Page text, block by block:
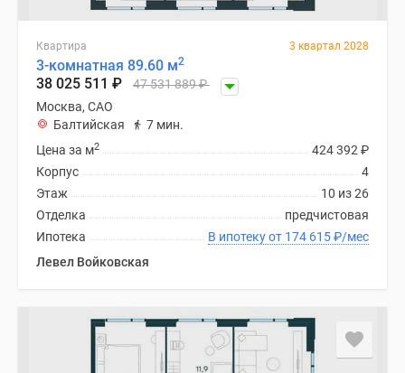
Квартира 3 квартал 2028
3-комнатная 89.60 м2
38 025 511 ₽ 47 531 889₽
Москва, САО
Балтийская
7 мин.
424 392 ₽
Цена за м2
4
Корпус
10 из 26
Этаж
предчистовая
Отделка
В ипотеку от 174 615₽/мес
Ипотека
Левел Войковская